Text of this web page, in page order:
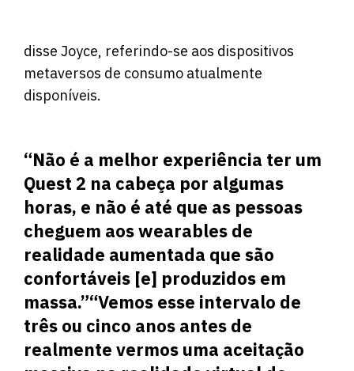
disse Joyce, referindo-se aos dispositivos
metaversos de consumo atualmente
disponíveis.
“Não é a melhor experiência ter um
Quest 2 na cabeça por algumas
horas, e não é até que as pessoas
cheguem aos wearables de
realidade aumentada que são
confortáveis ​​[e] produzidos em
massa.”“Vemos esse intervalo de
três ou cinco anos antes de
realmente vermos uma aceitação